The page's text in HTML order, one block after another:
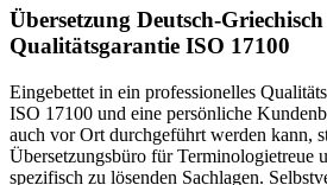
Übersetzung Deutsch-
Qualitätsgarantie ISO 17100
Eingebettet in ein professionelles
ISO 17100 und eine persönliche
auch vor Ort durchgeführt werden kann,
Übersetzungsbüro für Terminologietreue
spezifisch zu lösenden Sachlagen.